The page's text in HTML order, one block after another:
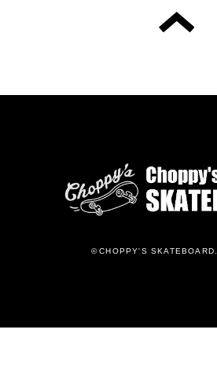
©CHOPPY'S SKATEBOARD.